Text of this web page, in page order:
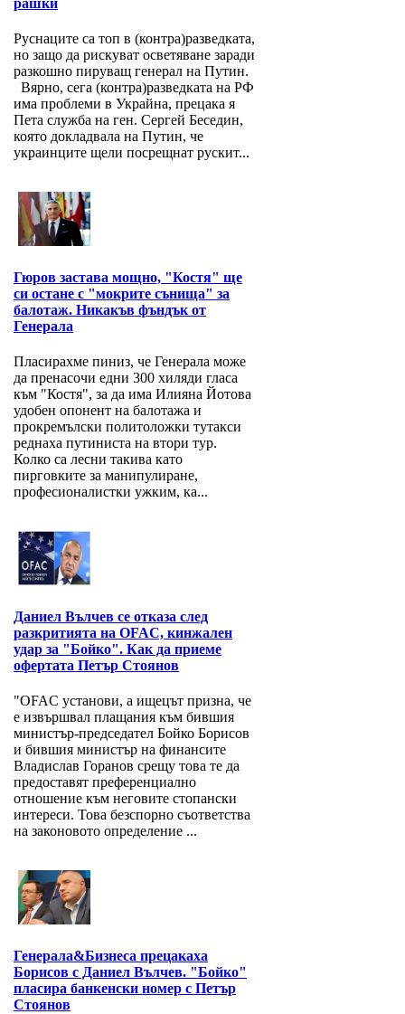
рашки
Руснаците са топ в (контра)разведката,
но защо да рискуват осветяване заради
разкошно пируващ генерал на Путин.
Вярно, сега (контра)разведката на РФ
има проблеми в Украйна, прецака я
Пета служба на ген. Сергей Беседин,
която докладвала на Путин, че
украинците щели посрещнат рускит...
Гюров застава мощно, "Костя" ще
си остане с "мокрите сънища" за
балотаж. Никакъв фъндък от
Генерала
Пласирахме пиниз, че Генерала може
да пренасочи едни 300 хиляди гласа
към "Костя", за да има Илияна Йотова
удобен опонент на балотажа и
прокремълски политоложки тутакси
реднаха путиниста на втори тур.
Колко са лесни такива като
пирговките за манипулиране,
професионалистки ужким, ка...
Даниел Вълчев се отказа след
разкритията на OFAC, кинжален
удар за "Бойко". Как да приеме
офертата Петър Стоянов
"OFAC установи, а ищецът призна, че
е извършвал плащания към бившия
министър-председател Бойко Борисов
и бившия министър на финансите
Владислав Горанов срещу това те да
предоставят преференциално
отношение към неговите стопански
интереси. Това безспорно съответства
на законовото определение ...
Генерала&Бизнеса прецакаха
Борисов с Даниел Вълчев. "Бойко"
пласира банкенски номер с Петър
Стоянов